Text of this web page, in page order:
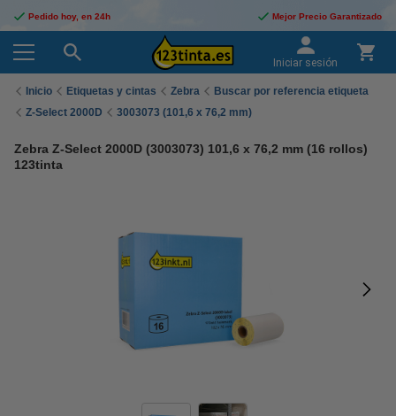
Pedido hoy, en 24h Mejor Precio Garantizado
Iniciar sesión
Inicio Etiquetas y cintas Zebra
Buscar por referencia etiqueta
Z-Select 2000D
3003073 (101,6 x 76,2 mm)
Zebra Z-Select 2000D (3003073) 101,6 x 76,2 mm (16 rollos)
123tinta